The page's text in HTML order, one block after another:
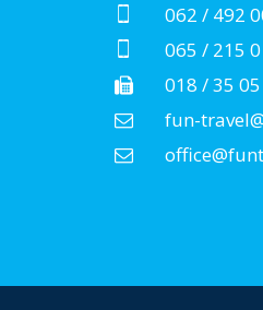
062 / 492
065 / 215
018 / 35
fun-